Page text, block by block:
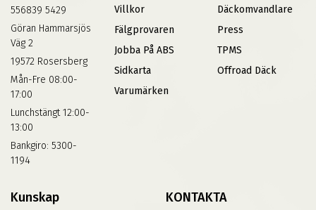
556839 5429
Göran Hammarsjös
Väg 2
19572 Rosersberg
Mån-Fre 08:00-
17:00
Lunchstängt 12:00-
13:00
Bankgiro: 5300-
1194
Villkor
Fälgprovaren
Jobba På ABS
Sidkarta
Varumärken
Däckomvandlare
Press
TPMS
Offroad Däck
Kunskap KONTAKTA